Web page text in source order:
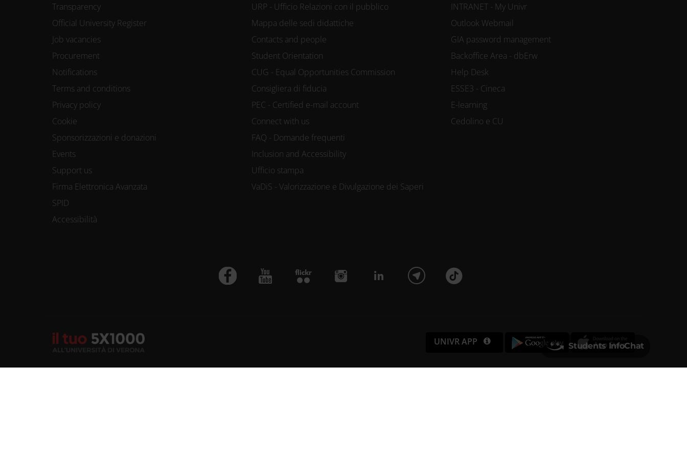
Transparency
Official University Register
Job vacancies
Procurement
Notifications
Terms and conditions
Privacy policy
Cookie
Sponsorizzazioni e donazioni
Events
Support us
Firma Elettronica Avanzata
SPID
Accessibilità
URP - Ufficio Relazioni con il pubblico
Mappa delle sedi didattiche
Contacts and people
Student Orientation
CUG - Equal Opportunities Commission
Consigliera di fiducia
PEC - Certified e-mail account
Connect with us
FAQ - Domande frequenti
Inclusion and Accessibility
Ufficio stampa
VaDiS - Valorizzazione e Divulgazione dei Saperi
INTRANET - My Univr
Outlook Webmail
GIA password management
Backoffice Area - dbErw
Help Desk
ESSE3 - Cineca
E-learning
Cedolino e CU
UNIVR APP Students InfoChat